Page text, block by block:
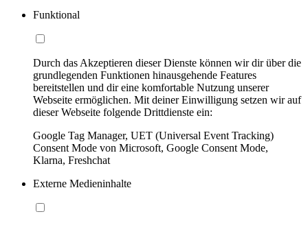
Funktional
Durch das Akzeptieren dieser Dienste können wir dir über die
grundlegenden Funktionen hinausgehende Features
bereitstellen und dir eine komfortable Nutzung unserer
Webseite ermöglichen. Mit deiner Einwilligung setzen wir auf
dieser Webseite folgende Drittdienste ein:
Google Tag Manager, UET (Universal Event Tracking)
Consent Mode von Microsoft, Google Consent Mode,
Klarna, Freshchat
Externe Medieninhalte